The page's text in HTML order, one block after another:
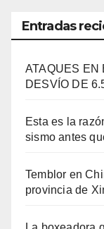
Entradas
ATAQUES EN
DESVÍO DE
Esta es la
sismo antes
Temblor en
provincia de